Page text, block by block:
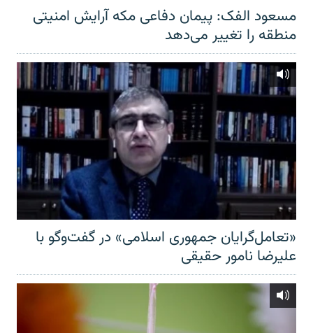
مسعود الفک: پیمان دفاعی مکه آرایش امنیتی
منطقه را تغییر می‌دهد
«تعامل‌گرایان جمهوری اسلامی» در گفت‌وگو با
علیرضا نامور حقیقی